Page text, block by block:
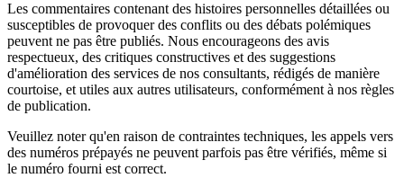
Les commentaires contenant des histoires personnelles détaillées ou
susceptibles de provoquer des conflits ou des débats polémiques
peuvent ne pas être publiés. Nous encourageons des avis
respectueux, des critiques constructives et des suggestions
d'amélioration des services de nos consultants, rédigés de manière
courtoise, et utiles aux autres utilisateurs, conformément à nos règles
de publication.
Veuillez noter qu'en raison de contraintes techniques, les appels vers
des numéros prépayés ne peuvent parfois pas être vérifiés, même si
le numéro fourni est correct.